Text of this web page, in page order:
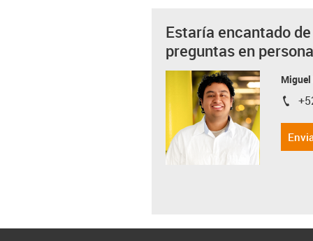
Estaría encantado
preguntas en persona
igus-